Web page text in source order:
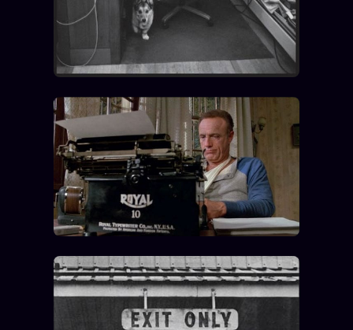
À la une
Recherche ⌕
Tous les tags
Soumettre un tip
Nous écrire
Presse
Business
FAQ
Mentions légales